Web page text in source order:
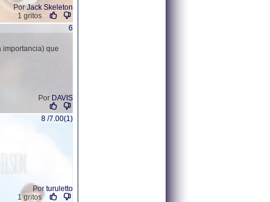
PorJack Skeleton
1 gritos
6
importancia) que
Por DAVIS
8 /7.00(1)
Por turuletto
1 gritos